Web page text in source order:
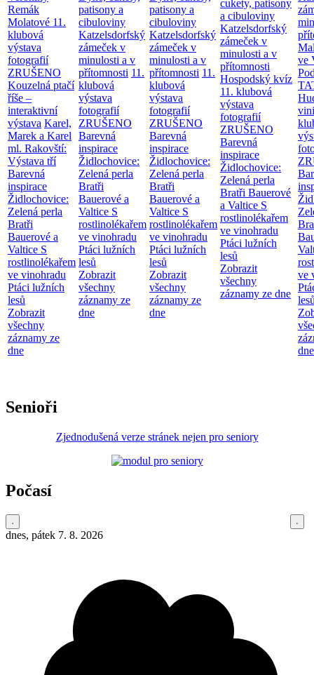
Remák
Molatové 11.
klubová
výstava
fotografií
ZRUŠENO
Kouzelná ptačí
říše –
interaktivní
výstava Karel,
Marek a Karel
ml. Rakovští:
Výstava tří
Barevná
inspirace
Židlochovice:
Zelená perla
Bratři
Bauerové a
Valtice S
rostlinolékařem
ve vinohradu
Ptáci lužních
lesů
Zobrazit
všechny
záznamy ze
dne
patisony a
cibuloviny
Katzelsdorfský
zámeček v
minulosti a v
přítomnosti 11.
klubová
výstava
fotografií
ZRUŠENO
Barevná
inspirace
Židlochovice:
Zelená perla
Bratři
Bauerové a
Valtice S
rostlinolékařem
ve vinohradu
Ptáci lužních
lesů
Zobrazit
všechny
záznamy ze
dne
patisony a
cibuloviny
Katzelsdorfský
zámeček v
minulosti a v
přítomnosti 11.
klubová
výstava
fotografií
ZRUŠENO
Barevná
inspirace
Židlochovice:
Zelená perla
Bratři
Bauerové a
Valtice S
rostlinolékařem
ve vinohradu
Ptáci lužních
lesů
Zobrazit
všechny
záznamy ze
dne
cukety, patisony
a cibuloviny
Katzelsdorfský
zámeček v
minulosti a v
přítomnosti
Hospodský kvíz
11. klubová
výstava
fotografií
ZRUŠENO
Barevná
inspirace
Židlochovice:
Zelená perla
Bratři Bauerové
a Valtice S
rostlinolékařem
ve vinohradu
Ptáci lužních
lesů
Zobrazit
všechny
záznamy ze dne
ve
ve
dne
Senioři
Zjednodušená verze stránek nejen pro seniory
Počasí
dnes, pátek 7. 8. 2026